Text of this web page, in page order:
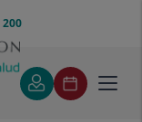
200